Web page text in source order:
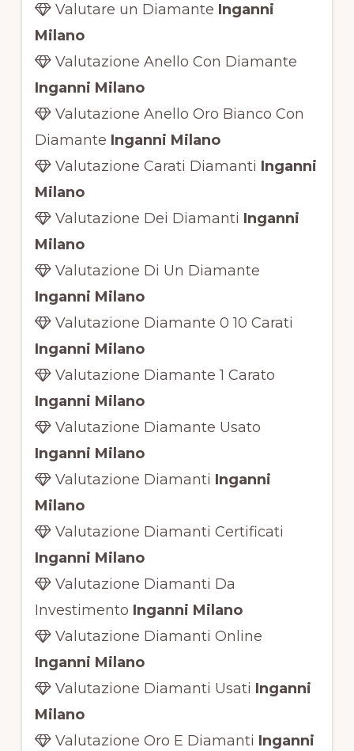
Valutare un Diamante Inganni
Milano
Valutazione Anello Con Diamante
Inganni Milano
Valutazione Anello Oro Bianco Con
Diamante Inganni Milano
Valutazione Carati Diamanti Inganni
Milano
Valutazione Dei Diamanti Inganni
Milano
Valutazione Di Un Diamante
Inganni Milano
Valutazione Diamante 0 10 Carati
Inganni Milano
Valutazione Diamante 1 Carato
Inganni Milano
Valutazione Diamante Usato
Inganni Milano
Valutazione Diamanti Inganni
Milano
Valutazione Diamanti Certificati
Inganni Milano
Valutazione Diamanti Da
Investimento Inganni Milano
Valutazione Diamanti Online
Inganni Milano
Valutazione Diamanti Usati Inganni
Milano
Valutazione Oro E Diamanti Inganni